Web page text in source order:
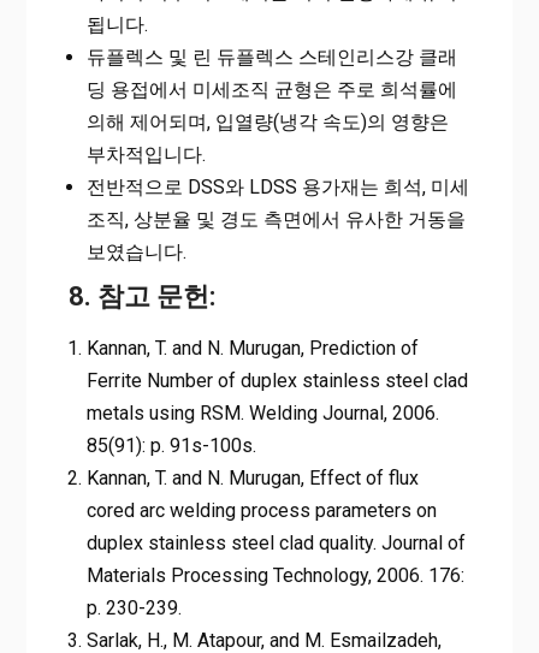
됩니다.
듀플렉스 및 린 듀플렉스 스테인리스강 클래
딩 용접에서 미세조직 균형은 주로 희석률에
의해 제어되며, 입열량(냉각 속도)의 영향은
부차적입니다.
전반적으로 DSS와 LDSS 용가재는 희석, 미세
조직, 상분율 및 경도 측면에서 유사한 거동을
보였습니다.
8. 참고 문헌:
Kannan, T. and N. Murugan, Prediction of
Ferrite Number of duplex stainless steel clad
metals using RSM. Welding Journal, 2006.
85(91): p. 91s-100s.
Kannan, T. and N. Murugan, Effect of flux
cored arc welding process parameters on
duplex stainless steel clad quality. Journal of
Materials Processing Technology, 2006. 176:
p. 230-239.
Sarlak, H., M. Atapour, and M. Esmailzadeh,